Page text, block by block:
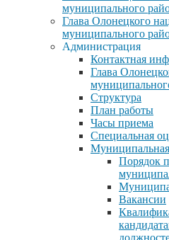
муниципального
Глава Олонецкого
муниципального
Администрация
Контактная
Глава
Структура
План работы
Часы приема
Специальная
Порядок
Вакансии